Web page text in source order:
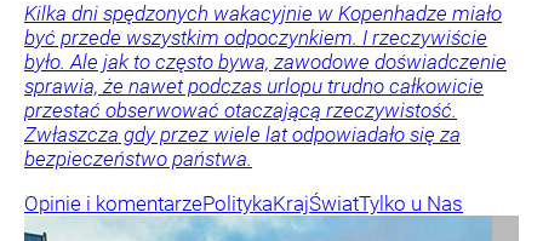
Kilka dni spędzonych wakacyjnie w Kopenhadze miało
być przede wszystkim odpoczynkiem. I rzeczywiście
było. Ale jak to często bywa, zawodowe doświadczenie
sprawia, że nawet podczas urlopu trudno całkowicie
przestać obserwować otaczającą rzeczywistość.
Zwłaszcza gdy przez wiele lat odpowiadało się za
bezpieczeństwo państwa.
Opinie i komentarzePolitykaKrajŚwiatTylko u Nas